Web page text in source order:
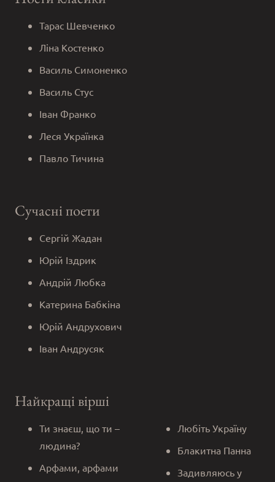
Тарас Шевченко
Ліна Костенко
Василь Симоненко
Василь Стус
Іван Франко
Леся Українка
Павло Тичина
Сучасні поети
Сергій Жадан
Юрій Іздрик
Андрій Любка
Катерина Бабкіна
Юрій Андрухович
Іван Андрусяк
Найкращі вірші
Ти знаєш, що ти –
людина?
Арфами, арфами
Любіть Україну
Блакитна Панна
Задивляюсь у